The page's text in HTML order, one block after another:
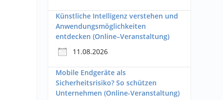
Künstliche Intelligenz verstehen und
Anwendungsmöglichkeiten
entdecken (Online–Veranstaltung)
11.08.2026
Mobile Endgeräte als
Sicherheitsrisiko? So schützen
Unternehmen (Online-Veranstaltung)